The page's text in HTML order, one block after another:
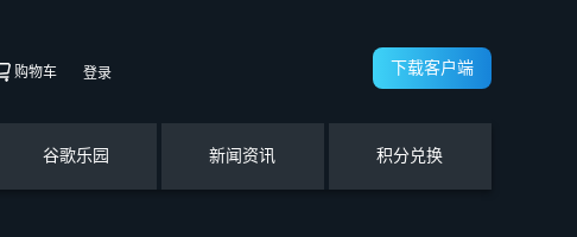
购物车 登录 下载客户端
谷歌乐园 新闻资讯 积分兑换